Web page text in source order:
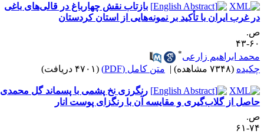
بازتاب نقش چهارباغ در قالی‌های باغی
غرب ایران با تأکید بر نمونه‌هایی از استان کردستان
۴۳
ابراهیم زارعی
(۷۳۴۸ مشاهده) | متن کامل (PDF) (۴۷۰۱ دریافت)
رنگرزی نخ پشمی با پسماند گل محمدی
از گلاب‌گیری و مقایسه آن با رنگزای پوست انار
۶۱